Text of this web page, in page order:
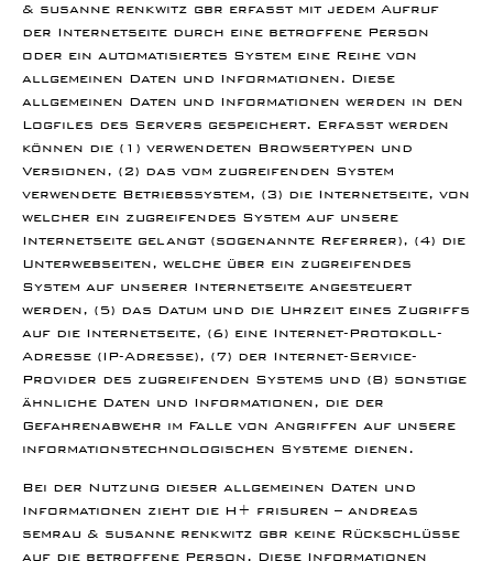
& susanne renkwitz gbr erfasst mit jedem Aufruf
der Internetseite durch eine betroffene Person
oder ein automatisiertes System eine Reihe von
allgemeinen Daten und Informationen. Diese
allgemeinen Daten und Informationen werden in den
Logfiles des Servers gespeichert. Erfasst werden
können die (1) verwendeten Browsertypen und
Versionen, (2) das vom zugreifenden System
verwendete Betriebssystem, (3) die Internetseite, von
welcher ein zugreifendes System auf unsere
Internetseite gelangt (sogenannte Referrer), (4) die
Unterwebseiten, welche über ein zugreifendes
System auf unserer Internetseite angesteuert
werden, (5) das Datum und die Uhrzeit eines Zugriffs
auf die Internetseite, (6) eine Internet-Protokoll-
Adresse (IP-Adresse), (7) der Internet-Service-
Provider des zugreifenden Systems und (8) sonstige
ähnliche Daten und Informationen, die der
Gefahrenabwehr im Falle von Angriffen auf unsere
informationstechnologischen Systeme dienen.
Bei der Nutzung dieser allgemeinen Daten und
Informationen zieht die H+ frisuren – andreas
semrau & susanne renkwitz gbr keine Rückschlüsse
auf die betroffene Person. Diese Informationen